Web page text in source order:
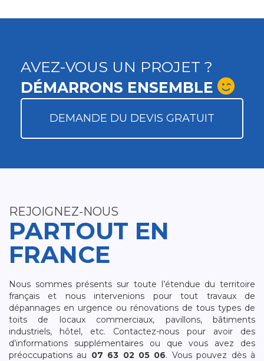
AVEZ-VOUS UN PROJET ?
DÉMARRONS ENSEMBLE
DEMANDE DU DEVIS GRATUIT
REJOIGNEZ-NOUS
PARTOUT EN
FRANCE
Nous sommes présents sur toute l’étendue du territoire
français et nous intervenions pour tout travaux de
dépannages en urgence ou rénovations de tous types de
toits de locaux commerciaux, pavillons, bâtiments
industriels, hôtel, etc. Contactez-nous pour avoir des
d’informations supplémentaires ou que vous avez des
préoccupations au 07 63 02 05 06. Vous pouvez dès à